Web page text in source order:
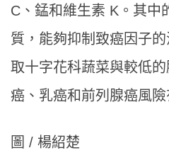
C、錳和維生素 K。其中
質，能夠抑制致癌因子
取十字花科蔬菜與較低
癌、乳癌和前列腺癌風險
圖 / 楊紹楚